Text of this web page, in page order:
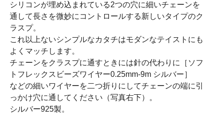
シリコンが埋め込まれている2つの穴に細いチェーンを
通して長さを微妙にコントロールする新しいタイプのク
ラスプ。
これ以上ないシンプルなカタチはモダンなテイストにも
よくマッチします。
チェーンをクラスプに通すときには針の代わりに［ソフ
トフレックスビーズワイヤー0.25mm-9m シルバー］
などの細いワイヤーを二つ折りにしてチェーンの端に引
っかけ穴に通してください（写真右下）。
シルバー925製。